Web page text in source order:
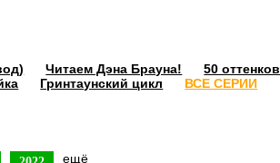
Читаем Дэна Брауна! 50 оттенков
Гринтаунский цикл ВСЕ СЕРИИ
ещё